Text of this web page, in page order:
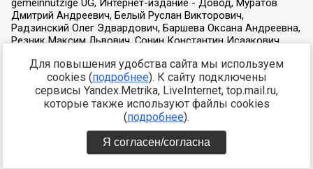
Для повышения удобства сайта мы используем
cookies (подробнее). К сайту подключены
сервисы Yandex.Metrika, LiveInternet, top.mail.ru,
которые также используют файлы cookies
(подробнее).
Я согласен/согласна